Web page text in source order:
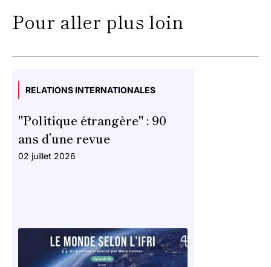
Pour aller plus loin
RELATIONS INTERNATIONALES
"Politique étrangère" : 90
ans d’une revue
02 juillet 2026